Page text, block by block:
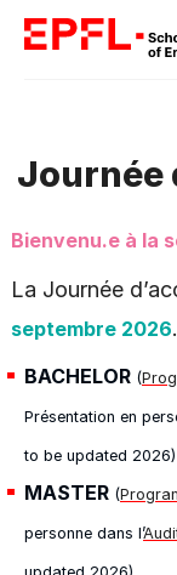
Journée
Bienvenu.e à la
La Journée
septembre 2026.
BACHELOR (
Présentation en
to be updated 2026)
MASTER (
personne dans l’